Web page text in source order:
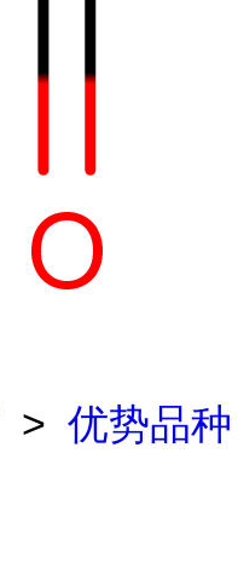
> 优势品种